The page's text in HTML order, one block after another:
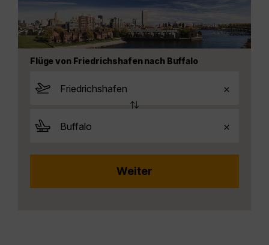
Flüge von Friedrichshafen nach Buffalo